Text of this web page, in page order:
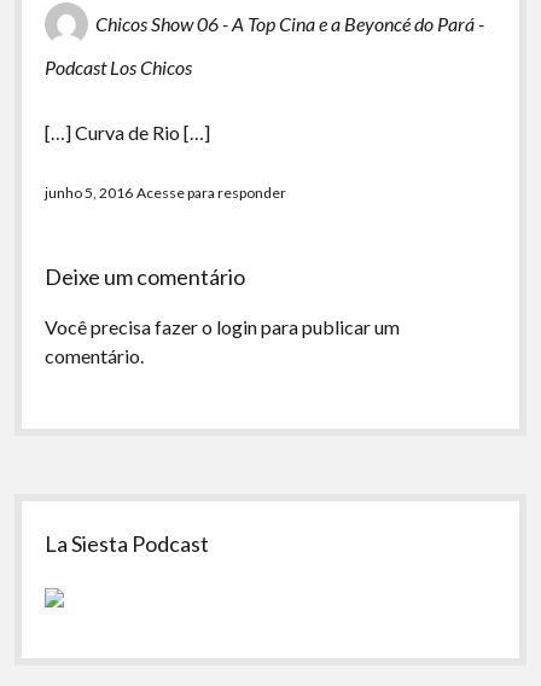
Chicos Show 06 - A Top Cina e a Beyoncé do Pará -
Podcast Los Chicos
[…] Curva de Rio […]
junho 5, 2016 Acesse para responder
Deixe um comentário
Você precisa fazer o loginpara publicar um
comentário.
Sidebar
La Siesta Podcast